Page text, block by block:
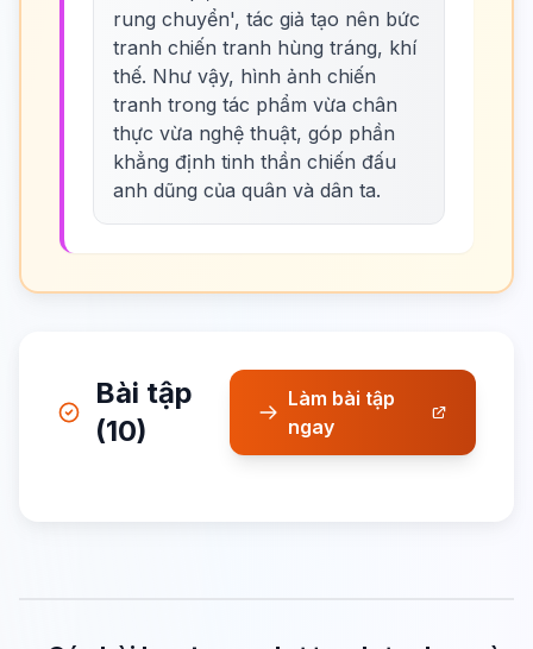
rung chuyển', tác giả tạo nên bức
tranh chiến tranh hùng tráng, khí
thế. Như vậy, hình ảnh chiến
tranh trong tác phẩm vừa chân
thực vừa nghệ thuật, góp phần
khẳng định tinh thần chiến đấu
anh dũng của quân và dân ta.
Bài tập
(10)
Làm bài tập
ngay